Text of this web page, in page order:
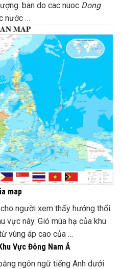
ban do cac nuoc Dong
nước …
map
người xem thấy hướng thổi
vực này. Gió mùa hạ của khu
vùng áp cao của …
Vực Đông Nam Á
ngôn ngữ tiếng Anh dưới